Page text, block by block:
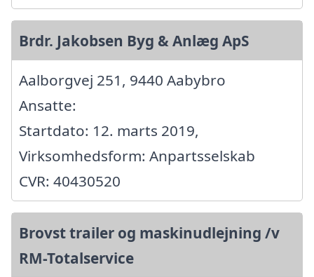
Brdr. Jakobsen Byg & Anlæg ApS
Aalborgvej 251, 9440 Aabybro
Ansatte:
Startdato: 12. marts 2019,
Virksomhedsform: Anpartsselskab
CVR: 40430520
Brovst trailer og maskinudlejning /v
RM-Totalservice